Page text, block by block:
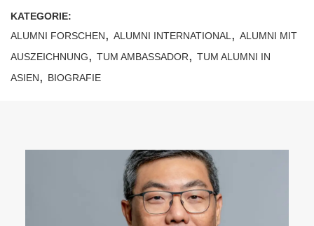
KATEGORIE:
ALUMNI FORSCHEN, ALUMNI INTERNATIONAL , ALUMNI MIT
AUSZEICHNUNG, TUM AMBASSADOR, TUM ALUMNI IN
ASIEN, BIOGRAFIE